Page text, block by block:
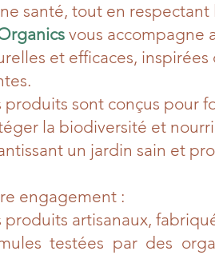
santé, tout en respectant
vous accompagne
et efficaces,
produits sont conçus pour
la biodiversité et
un jardin sain et
engagement :
produits artisanaux,
testées par des